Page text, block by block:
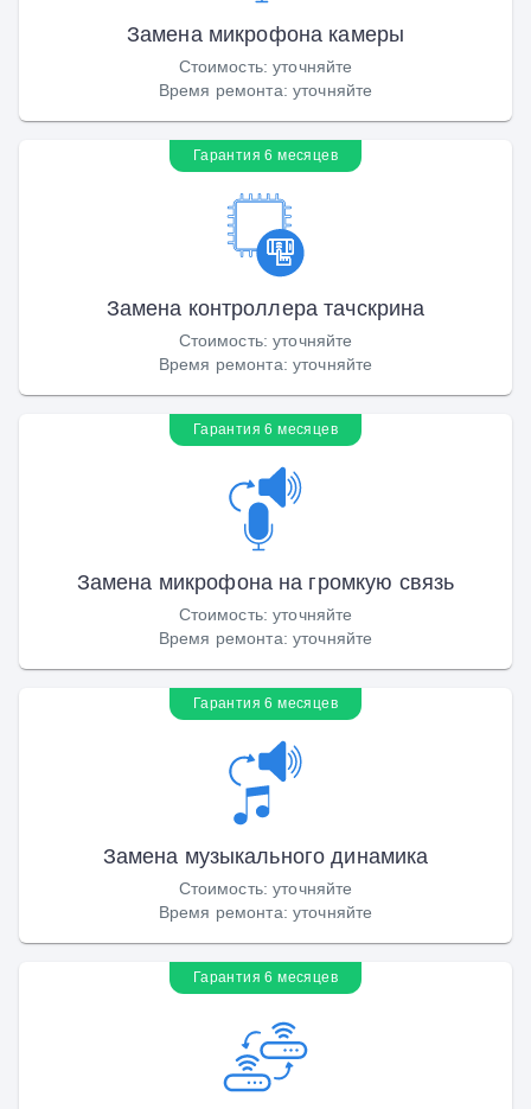
Замена микрофона камеры
Стоимость:уточняйте
Время ремонта: уточняйте
Гарантия 6 месяцев
Замена контроллера тачскрина
Стоимость:уточняйте
Время ремонта: уточняйте
Гарантия 6 месяцев
Замена микрофона на громкую связь
Стоимость:уточняйте
Время ремонта: уточняйте
Гарантия 6 месяцев
Замена музыкального динамика
Стоимость:уточняйте
Время ремонта: уточняйте
Гарантия 6 месяцев